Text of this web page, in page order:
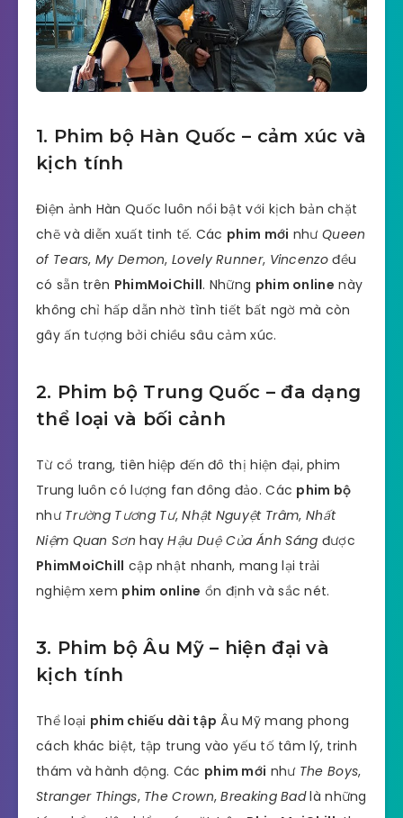
1. Phim bộ Hàn Quốc – cảm xúc và
kịch tính
Điện ảnh Hàn Quốc luôn nổi bật với kịch bản chặt
chẽ và diễn xuất tinh tế. Các phim mới như Queen
of Tears,My Demon,Lovely Runner, Vincenzođều
có sẵn trên PhimMoiChill. Những phim online này
không chỉ hấp dẫn nhờ tình tiết bất ngờ mà còn
gây ấn tượng bởi chiều sâu cảm xúc.
2. Phim bộ Trung Quốc – đa dạng
thể loại và bối cảnh
Từ cổ trang, tiên hiệp đến đô thị hiện đại, phim
Trung luôn có lượng fan đông đảo. Các phim bộ
như Trường Tương Tư,Nhật Nguyệt Trâm, Nhất
Niệm Quan Sơn hayHậu Duệ Của Ánh Sáng được
PhimMoiChill cập nhật nhanh, mang lại trải
nghiệm xem phim online ổn định và sắc nét.
3. Phim bộ Âu Mỹ – hiện đại và
kịch tính
Thể loại phim chiếu dài tập Âu Mỹ mang phong
cách khác biệt, tập trung vào yếu tố tâm lý, trinh
thám và hành động. Các phim mới như The Boys,
Stranger Things, The Crown,Breaking Badlà những